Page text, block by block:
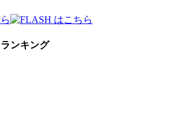
ンキング